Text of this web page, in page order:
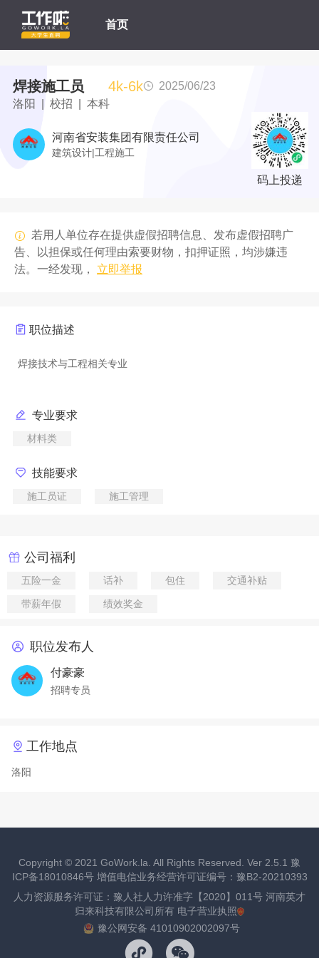
首页
焊接施工员 4k-6k
2025/06/23
洛阳 | 校招 | 本科
河南省安装集团有限责任公司
建筑设计|工程施工
码上投递
若用人单位存在提供虚假招聘信息、发布虚假招聘广
告、以担保或任何理由索要财物，扣押证照，均涉嫌违
法。一经发现，
立即举报
职位描述
专业要求
材料类
技能要求
施工员证 施工管理
公司福利
五险一金 话补 包住 交通补贴
带薪年假 绩效奖金
职位发布人
付豪豪
招聘专员
工作地点
洛阳
Copyright © 2021 GoWork.la. All Rights Reserved. Ver 2.5.1 豫
ICP备18010846号增值电信业务经营许可证编号：豫B2-20210393
人力资源服务许可证：豫人社人力许准字【2020】011号 河南英才
归来科技有限公司所有 电子营业执照
豫公网安备 41010902002097号